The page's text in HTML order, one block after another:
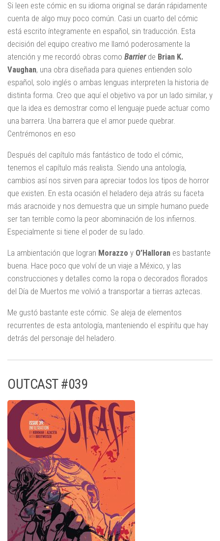
Si leen este cómic en su idioma original se darán rápidamente
cuenta de algo muy poco común. Casi un cuarto del cómic
está escrito íntegramente en español, sin traducción. Esta
decisión del equipo creativo me llamó poderosamente la
atención y me recordó obras como Barrier de Brian K.
Vaughan, una obra diseñada para quienes entienden solo
español, solo inglés o ambas lenguas interpreten la historia de
distinta forma. Creo que aquí el objetivo va por un lado similar, y
que la idea es demostrar como el lenguaje puede actuar como
una barrera. Una barrera que el amor puede quebrar.
Centrémonos en eso
Después del capítulo más fantástico de todo el cómic,
tenemos el capítulo más realista. Siendo una antología,
cambios así nos sirven para apreciar todos los tipos de horror
que existen. En esta ocasión el heladero deja atrás su faceta
más aracnoide y nos demuestra que un simple humano puede
ser tan terrible como la peor abominación de los infiernos.
Especialmente si tiene el poder de su lado.
La ambientación que logran Morazzo y O’Halloran es bastante
buena. Hace poco que volví de un viaje a México, y las
construcciones y detalles como la ropa o decorados florados
del Día de Muertos me volvió a transportar a tierras aztecas.
Me gustó bastante este cómic. Se aleja de elementos
recurrentes de esta antología, manteniendo el espíritu que hay
detrás del personaje del heladero.
OUTCAST #039